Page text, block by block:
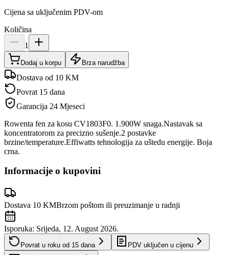
Cijena sa uključenim PDV-om
Količina
1
Dodaj u korpu Brza narudžba
Dostava od 10 KM
Povrat 15 dana
Garancija 24 Mjeseci
Rowenta fen za kosu CV1803F0. 1.900W snaga.Nastavak sa
koncentratorom za precizno sušenje.2 postavke
brzine/temperature.Effiwatts tehnologija za uštedu energije. Boja
crna.
Informacije o kupovini
Dostava 10 KMBrzom poštom ili preuzimanje u radnji
Isporuka: Srijeda, 12. August 2026.
Povrat u roku od 15 dana PDV uključen u cijenu